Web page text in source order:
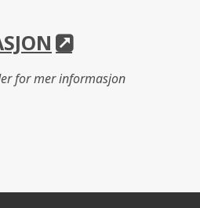
for mer informasjon